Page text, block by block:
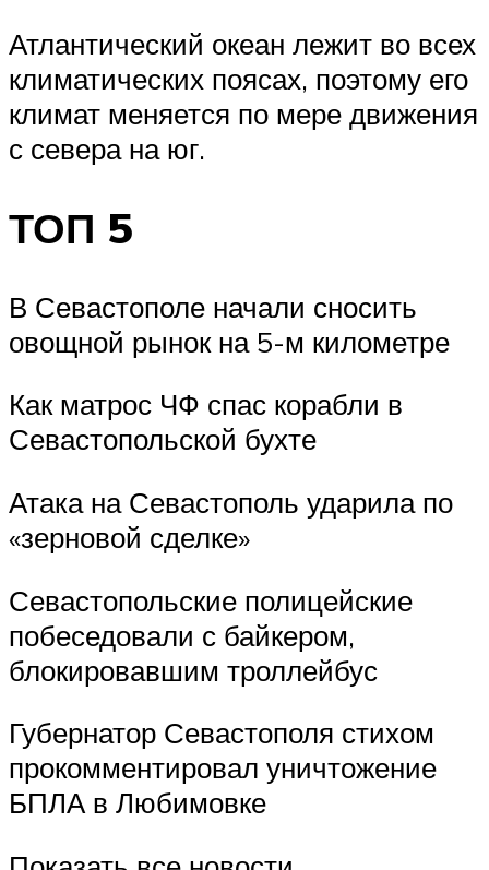
Атлантический океан лежит во всех
климатических поясах, поэтому его
климат меняется по мере движения
с севера на юг.
ТОП 5
В Севастополе начали сносить
овощной рынок на 5-м километре
Как матрос ЧФ спас корабли в
Севастопольской бухте
Атака на Севастополь ударила по
«зерновой сделке»
Севастопольские полицейские
побеседовали с байкером,
блокировавшим троллейбус
Губернатор Севастополя стихом
прокомментировал уничтожение
БПЛА в Любимовке